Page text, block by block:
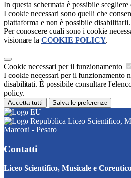
In questa schermata è possibile
I cookie necessari sono quelli che
piattaforma e non è possibile disabilitarli.
Per conoscere quali sono i cookie
visionare la COOKIE POLICY.
Cookie necessari per il funzionamento
I cookie necessari per il funzionamento
disabilitati. È possibile consultare
policy.
Accetta tutti Salva le preferenze
Liceo Scientifico,
Marconi - Pesaro
Contatti
Liceo Scientifico, Musicale e